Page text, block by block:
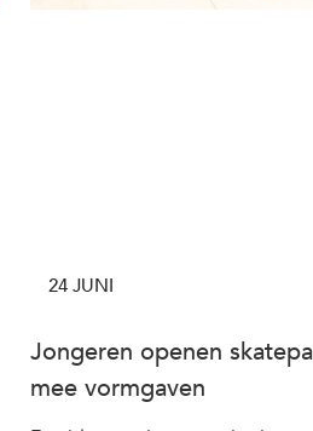
Jongeren openen
mee vormgaven
24 JUNI